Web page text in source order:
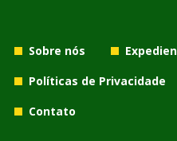
Sobre nós
Políticas de Privacidade
Contato